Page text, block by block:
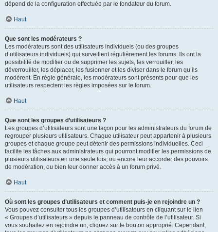
dépend de la configuration effectuée par le fondateur du forum.
Haut
Que sont les modérateurs ?
Les modérateurs sont des utilisateurs individuels (ou des groupes
d’utilisateurs individuels) qui surveillent régulièrement les forums. Ils ont la
possibilité de modifier ou de supprimer les sujets, les verrouiller, les
déverrouiller, les déplacer, les fusionner et les diviser dans le forum qu’ils
modèrent. En règle générale, les modérateurs sont présents pour que les
utilisateurs respectent les règles imposées sur le forum.
Haut
Que sont les groupes d’utilisateurs ?
Les groupes d’utilisateurs sont une façon pour les administrateurs du forum de
regrouper plusieurs utilisateurs. Chaque utilisateur peut appartenir à plusieurs
groupes et chaque groupe peut détenir des permissions individuelles. Ceci
facilite les tâches aux administrateurs qui pourront modifier les permissions de
plusieurs utilisateurs en une seule fois, ou encore leur accorder des pouvoirs
de modération, ou bien leur donner accès à un forum privé.
Haut
Où sont les groupes d’utilisateurs et comment puis-je en rejoindre un ?
Vous pouvez consulter tous les groupes d’utilisateurs en cliquant sur le lien
« Groupes d’utilisateurs » depuis le panneau de contrôle de l’utilisateur. Si
vous souhaitez en rejoindre un, cliquez sur le bouton approprié. Cependant,